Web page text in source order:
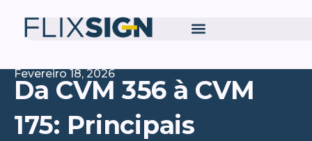
Fevereiro 18, 2026
Da CVM 356 à CVM
175: Principais